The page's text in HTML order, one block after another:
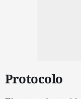
Protocolo